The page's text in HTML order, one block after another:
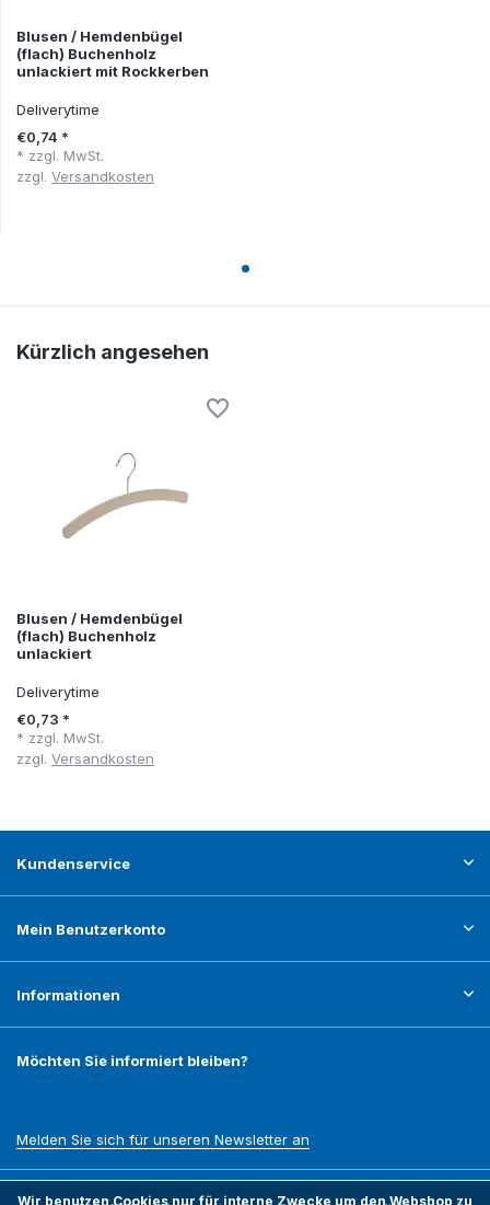
Blusen / Hemdenbügel
(flach) Buchenholz
unlackiert mit Rockkerben
Deliverytime
€0,74 *
* zzgl. MwSt.
zzgl. Versandkosten
Kürzlich angesehen
Blusen / Hemdenbügel
(flach) Buchenholz
unlackiert
Deliverytime
€0,73 *
* zzgl. MwSt.
zzgl. Versandkosten
Kundenservice
Mein Benutzerkonto
Informationen
Möchten Sie informiert bleiben?
Melden Sie sich für unseren Newsletter an
Wir benutzen Cookies nur für interne Zwecke um den Webshop zu